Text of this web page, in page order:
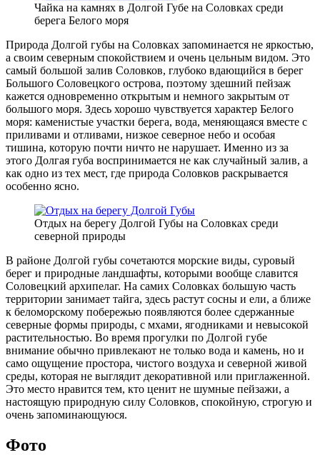
Чайка на камнях в Долгой Губе на Соловках среди
берега Белого моря
Природа Долгой губы на Соловках запоминается не яркостью,
а своим северным спокойствием и очень цельным видом. Это
самый большой залив Соловков, глубоко вдающийся в берег
Большого Соловецкого острова, поэтому здешний пейзаж
кажется одновременно открытым и немного закрытым от
большого моря. Здесь хорошо чувствуется характер Белого
моря: каменистые участки берега, вода, меняющаяся вместе с
приливами и отливами, низкое северное небо и особая
тишина, которую почти ничто не нарушает. Именно из за
этого Долгая губа воспринимается не как случайный залив, а
как одно из тех мест, где природа Соловков раскрывается
особенно ясно.
Отдых на берегу Долгой Губы на Соловках среди
северной природы
В районе Долгой губы сочетаются морские виды, суровый
берег и природные ландшафты, которыми вообще славится
Соловецкий архипелаг. На самих Соловках большую часть
территории занимает тайга, здесь растут сосны и ели, а ближе
к беломорскому побережью появляются более сдержанные
северные формы природы, с мхами, ягодниками и невысокой
растительностью. Во время прогулки по Долгой губе
внимание обычно привлекают не только вода и камень, но и
само ощущение простора, чистого воздуха и северной живой
среды, которая не выглядит декоративной или приглаженной.
Это место нравится тем, кто ценит не шумные пейзажи, а
настоящую природную силу Соловков, спокойную, строгую и
очень запоминающуюся.
Фото